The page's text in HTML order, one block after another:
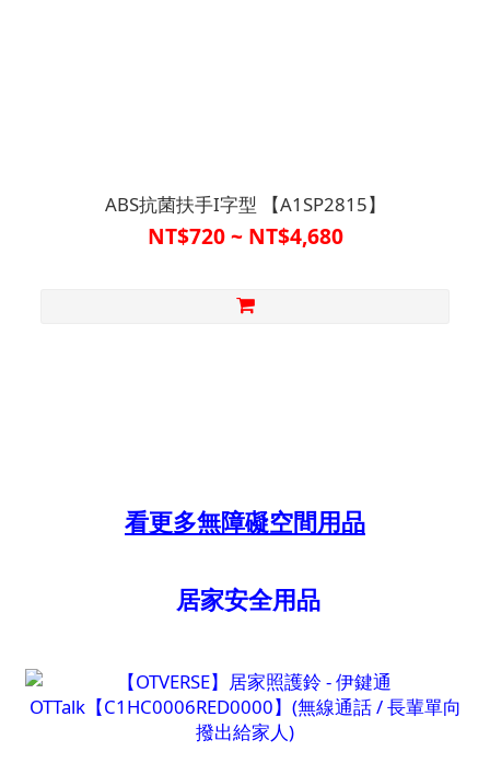
ABS抗菌扶手I字型 【A1SP2815】
NT$720 ~ NT$4,680
看更多無障礙空間用品
居家安全用品